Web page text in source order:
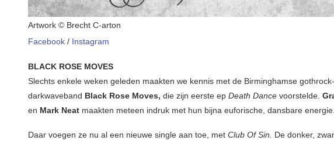
Artwork © Brecht C-arton
Facebook / Instagram
BLACK ROSE MOVES
Slechts enkele weken geleden maakten we kennis met de Birminghamse
darkwaveband Black Rose Moves, die zijn eerste ep Death Dance voorstelde.
en Mark Neat maakten meteen indruk met hun bijna euforische, dansbare
Daar voegen ze nu al een nieuwe single aan toe, met Club Of Sin. De donker,